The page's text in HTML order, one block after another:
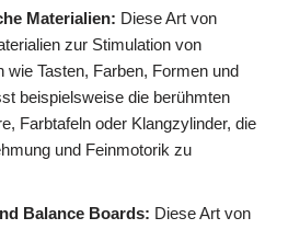
Materialien: Diese Art von
zur Stimulation von
wie Tasten, Farben, Formen und
beispielsweise die berühmten
Farbtafeln oder Klangzylinder, die
und Feinmotorik zu
Balance Boards: Diese Art von